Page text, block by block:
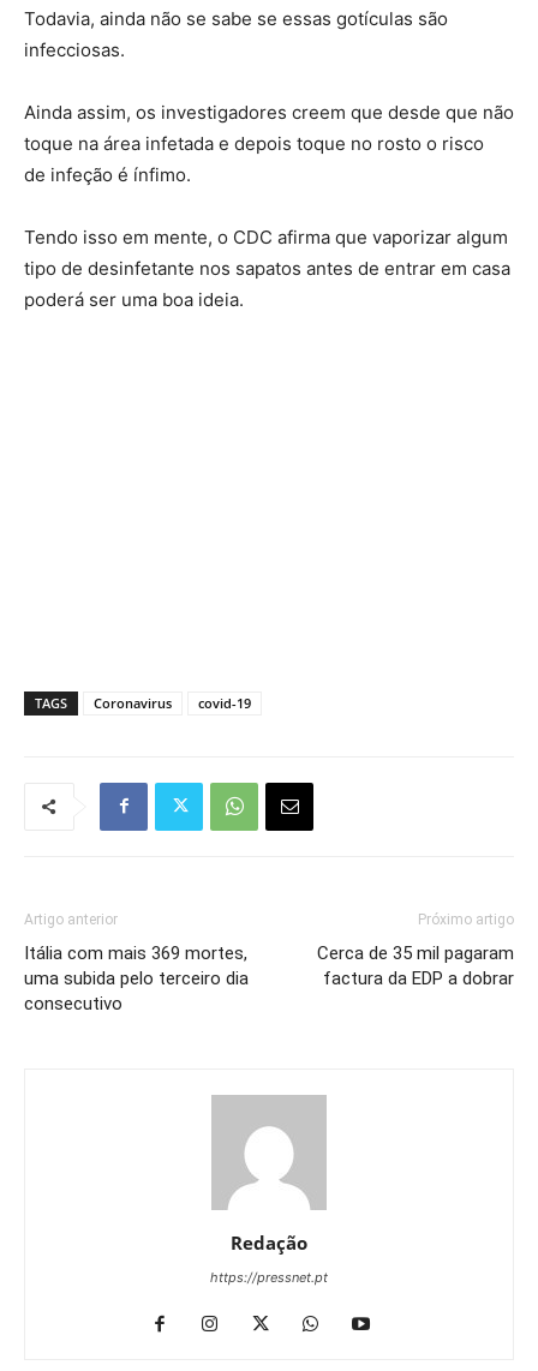
Todavia, ainda não se sabe se essas gotículas são
infecciosas.
Ainda assim, os investigadores creem que desde que não
toque na área infetada e depois toque no rosto o risco
de infeção é ínfimo.
Tendo isso em mente, o CDC afirma que vaporizar algum
tipo de desinfetante nos sapatos antes de entrar em casa
poderá ser uma boa ideia.
TAGS Coronavirus covid-19
Artigo anterior
Itália com mais 369 mortes,
uma subida pelo terceiro dia
consecutivo
Próximo artigo
Cerca de 35 mil pagaram
factura da EDP a dobrar
Redação
https://pressnet.pt